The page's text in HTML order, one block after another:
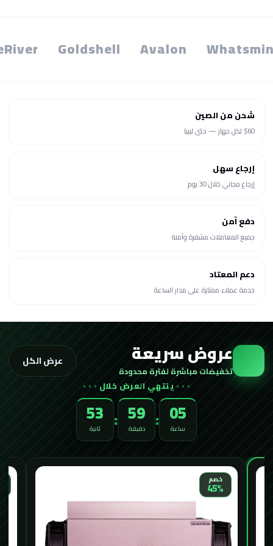
Avalon
Goldshell
شحن من الصين
$60 لكل جهاز — حتى ليبيا
إرجاع سهل
إرجاع مجاني خلال 30 يوم
دفع آمن
جميع المعاملات مشفرة وآمنة
دعم المعتاد
خدمة عملاء ممتازة على مدار الساعة
عروض سريعة
تخفيضات مباشرة لفترة محدودة
ينتهي العرض خلال
05
ساعة :
59
دقيقة :
52
ثانية
عرض الكل
خصم
45%